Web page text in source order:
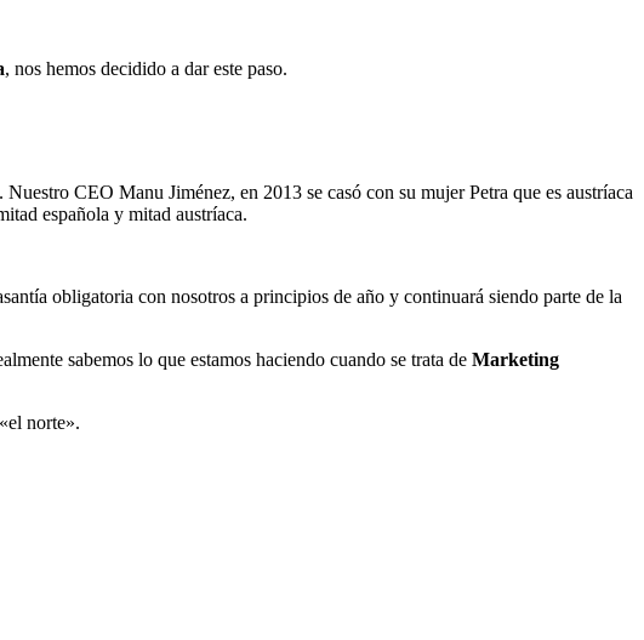
, nos hemos decidido a dar este paso.
. Nuestro CEO Manu Jiménez, en 2013 se casó con su mujer Petra que es austríaca
española y mitad austríaca.
obligatoria con nosotros a principios de año y continuará siendo parte de la
sabemos lo que estamos haciendo cuando se trata de Marketing
norte».